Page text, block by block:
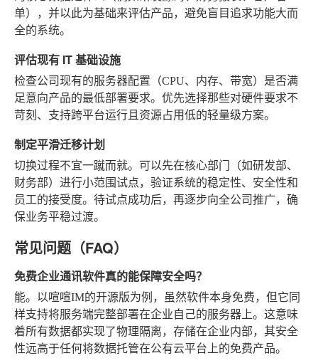
单），并以此为基础来评估产品，避免盲目追求功能大而
全的系统。
评估现有 IT 基础设施
检查公司现有的服务器配置（CPU、内存、带宽）是否满
足意向产品的最低部署要求。优先选择那些对硬件要求不
苛刻、支持跨平台运行且资源占用低的轻量级方案。
制定平滑迁移计划
切换过程不宜一蹴而就。可以先在核心部门（如研发部、
财务部）进行小范围试点，验证系统的稳定性、安全性和
员工的接受度。待试点成功后，再逐步向全公司推广，确
保业务平稳过渡。
常见问题（FAQ）
免费企业通讯软件真的能保障安全吗？
能。以喧喧IM的开源版为例，虽然软件本身免费，但它同
样支持将服务端完整部署在企业自己的服务器上。这意味
着所有数据都实现了物理隔离，存储在企业内部，其安全
性远高于任何将数据托管在公有云平台上的免费产品。